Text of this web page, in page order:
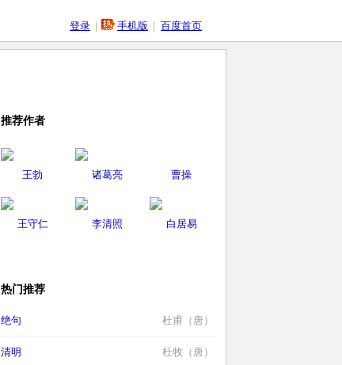
登录 | 手机版 | 百度首页
推荐作者
王勃 诸葛亮 曹操
王守仁 李清照 白居易
热门推荐
绝句 杜甫（唐）
清明 杜牧（唐）